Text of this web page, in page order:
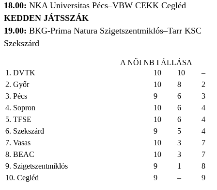
18.00: NKA Universitas Pécs–VBW CEKK Cegléd
KEDDEN JÁTSSZÁK
19.00: BKG-Prima Natura Szigetszentmiklós–Tarr KSC
Szekszárd
A NŐI NB I ÁLLÁSA
1. DVTK
10 10 –
2. Győr
10 8 2
3. Pécs
9 6 3
4. Sopron
10 6 4
5. TFSE
10 6 4
6. Szekszárd
9 5 4
7. Vasas
10 3 7
8. BEAC
10 3 7
9. Szigetszentmiklós
9 1 8
10. Cegléd
9 – 9